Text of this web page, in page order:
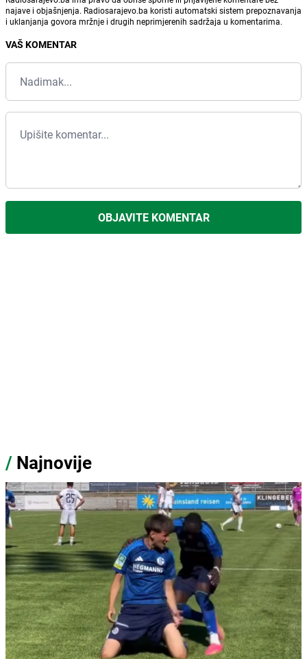
najave i objašnjenja. Radiosarajevo.ba koristi automatski sistem prepoznavanja
i uklanjanja govora mržnje i drugih neprimjerenih sadržaja u komentarima.
VAŠ KOMENTAR
OBJAVITE KOMENTAR
/ Najnovije